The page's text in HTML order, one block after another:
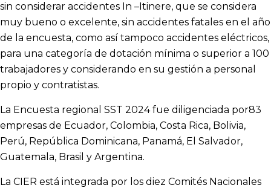
sin considerar accidentes In –Itinere, que se considera
muy bueno o excelente, sin accidentes fatales en el año
de la encuesta, como así tampoco accidentes eléctricos,
para una categoría de dotación mínima o superior a 100
trabajadores y considerando en su gestión a personal
propio y contratistas.
La Encuesta regional SST 2024 fue diligenciada por83
empresas de Ecuador, Colombia, Costa Rica, Bolivia,
Perú, República Dominicana, Panamá, El Salvador,
Guatemala, Brasil y Argentina.
La CIER está integrada por los diez Comités Nacionales